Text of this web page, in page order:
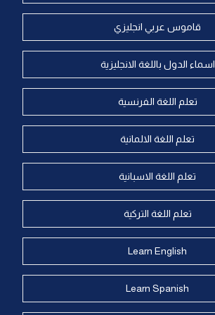
قاموس عربي انجليزي
اسماء الدول باللغة الانجليزية
تعلم اللغة الفرنسية
تعلم اللغة الالمانية
تعلم اللغة الاسبانية
تعلم اللغة التركية
Learn English
Learn Spanish